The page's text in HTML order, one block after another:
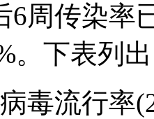
6周传染率
。下表列
毒流行率